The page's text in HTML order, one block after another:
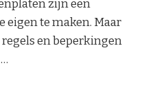
zijn een
eigen te maken. Maar
en beperkingen